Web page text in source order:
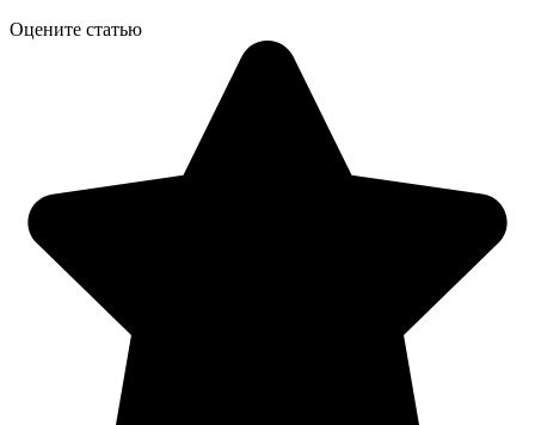
Оцените статью